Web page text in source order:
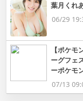
葉月くれ
06/29
【ポケモ
ーグフェ
ーポケモ
07/13